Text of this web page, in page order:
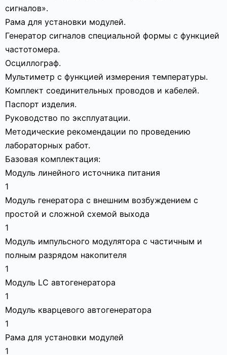
сигналов».
Рама для установки модулей.
Генератор сигналов специальной формы с функцией
частотомера.
Осциллограф.
Мультиметр с функцией измерения температуры.
Комплект соединительных проводов и кабелей.
Паспорт изделия.
Руководство по эксплуатации.
Методические рекомендации по проведению
лабораторных работ.
Базовая комплектация:
Модуль линейного источника питания
1
Модуль генератора с внешним возбуждением с
простой и сложной схемой выхода
1
Модуль импульсного модулятора с частичным и
полным разрядом накопителя
1
Модуль LC автогенератора
1
Модуль кварцевого автогенератора
1
Рама для установки модулей
1